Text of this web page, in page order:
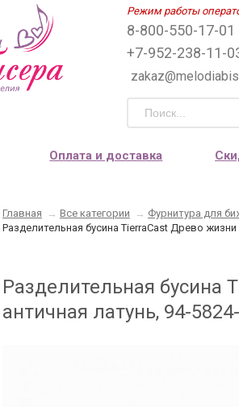
Режим работы
8-800-550-17-01
+7-952-238-11-
Оплата и доставка
Главная → Все категории → Фурнитура для
Разделительная бусина TierraCast Древо
Разделительная бусина
античная латунь, 94-